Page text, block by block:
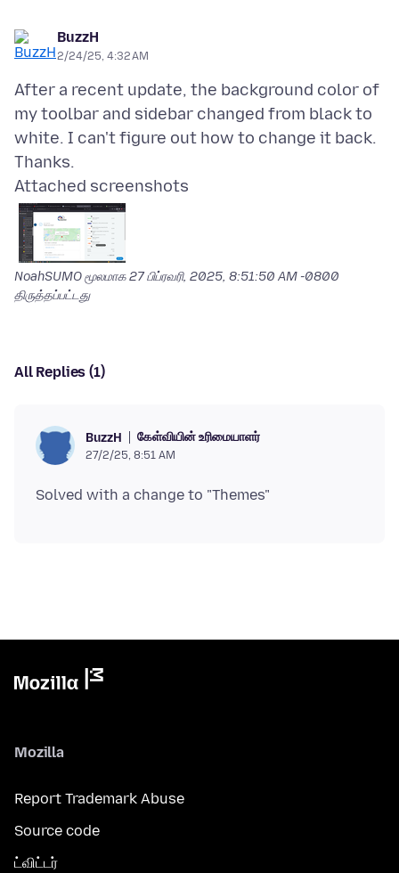
BuzzH
2/24/25, 4:32 AM
After a recent update, the background color of
my toolbar and sidebar changed from black to
white. I can't figure out how to change it back.
Attached screenshots
NoahSUMO மூலமாக27 பிப்ரவரி, 2025, 8:51:50 AM -0800
திருத்தப்பட்டது
All Replies (1)
BuzzH கேள்வியின் உரிமையாளர்
27/2/25, 8:51 AM
Mozilla
Report Trademark Abuse
Source code
ட்விட்டர்